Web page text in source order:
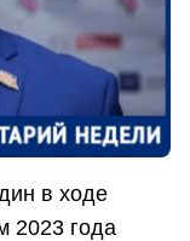
в ходе
2023 года